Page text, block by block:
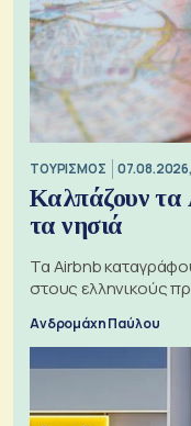
ΤΟΥΡΙΣΜΟΣ
Καλπάζουν τα
τα νησιά
Τα Airbnb
στους ελληνικούς
Ανδρομάχη Παύλου